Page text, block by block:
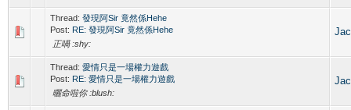
Thread: 發現阿Sir 竟然係Hehe
Post: RE: 發現阿Sir 竟然係Hehe
正喎 :shy:
Thread: 愛情只是一場權力遊戲
Post: RE: 愛情只是一場權力遊戲
曬命啦你 :blush: